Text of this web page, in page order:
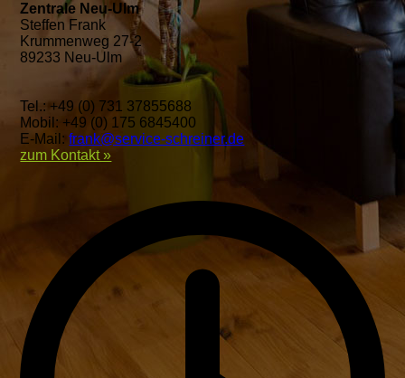
Zentrale Neu-Ulm
Steffen Frank
Krummenweg 27-2
89233 Neu-Ulm
Tel.: +49 (0) 731 37855688
Mobil: +49 (0) 175 6845400
E-Mail:frank@service-schreiner.de
zum Kontakt »